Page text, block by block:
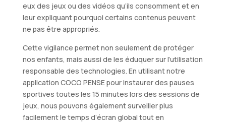
eux des jeux ou des vidéos qu’ils consomment et en
leur expliquant pourquoi certains contenus peuvent
ne pas être appropriés.
Cette vigilance permet non seulement de protéger
nos enfants, mais aussi de les éduquer sur l’utilisation
responsable des technologies. En utilisant notre
application COCO PENSE pour instaurer des pauses
sportives toutes les 15 minutes lors des sessions de
jeux, nous pouvons également surveiller plus
facilement le temps d’écran global tout en